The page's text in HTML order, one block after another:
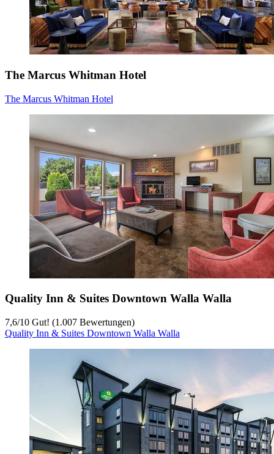
The Marcus Whitman Hotel
The Marcus Whitman Hotel
Quality Inn & Suites Downtown Walla Walla
7,6/10 Gut! (1.007 Bewertungen)
Quality Inn & Suites Downtown Walla Walla